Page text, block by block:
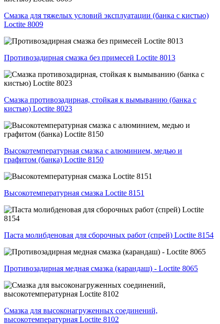
Смазка для тяжелых условий эксплуатации (банка с кистью)
Loctite 8009
Противозадирная смазка без примесей Loctite 8013
Смазка противозадирная, стойкая к вымыванию (банка с
кистью) Loctite 8023
Высокотемпературная смазка с алюминием, медью и
графитом (банка) Loctite 8150
Высокотемпературная смазка Loctite 8151
Паста молибденовая для сборочных работ (спрей) Loctite 8154
Противозадирная медная смазка (карандаш) - Loctite 8065
Смазка для высоконагруженных соединений,
высокотемпературная Loctite 8102